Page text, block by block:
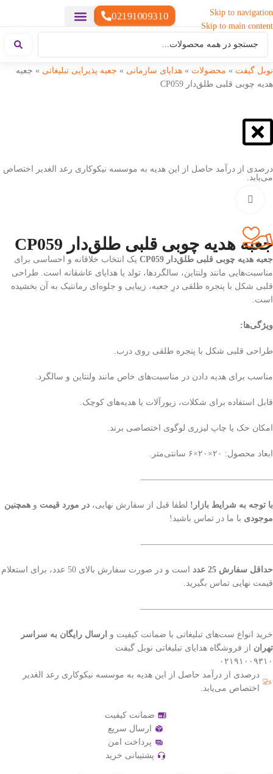
Skip to navigation
Skip to main content
02191009310
نوبل گیفت » محصولات » هدایای سازمانی » جعبه پذیرایی تبلیغاتی » جعبه
هدیه چوبی قلبی طلق‌دار CP059
درصدی از درآمد حاصل از این هدیه به موسسه نیکوکاری رعد الغدیر اختصاص
می‌یابد.
جعبه هدیه چوبی قلبی طلق‌دار CP059
جعبه هدیه چوبی قلبی طلق‌دار CP059
یک انتخاب خلاقانه و احساسی برای
مناسبت‌هایی مانند ولنتاین، سالگردها، تولد یا هدایای عاشقانه است. طراحی
قلبی شکل با پنجره طلقی درِ جعبه، زیبایی و جلوه‌ای رمانتیک به آن بخشیده
است.
ویژگی‌ها:
طراحی قلبی شکل با پنجره طلقی روی درب.
مناسب برای هدیه دادن در مناسبت‌های خاص مانند ولنتاین و سالگرد.
قابل استفاده برای شکلات، زیورآلات یا هدیه‌های کوچک.
امکان حک یا چاپ لیزری لوگوی اختصاصی برند.
ابعاد محصول: ۲۰×۲۰×۶ سانتی‌متر.
———————————————–
با توجه به شرایط بازار! لطفا قبل از سفارش نهایی، در مورد قیمت و همچنین
موجودی با ما در تماس باشید!
———————————————–
حداقل سفارش 25 عدد
است و در صورت سفارش بالای 50 عدد، برای استعلام
قیمت نهایی تماس بگیرید.
———————————————–
خرید انواع ست‌های تبلیغاتی با ضمانت کیفیت و ارسال رایگان به سراسر
تهران از فروشگاه هدایای تبلیغاتی نوبل گیفت
۰۲۱۹۱۰۰۹۳۱۰
درصدی از درآمد حاصل از این هدیه به موسسه نیکوکاری رعد الغدیر
اختصاص می‌یابد.
ضمانت کیفیت
ارسال سریع
پرداخت امن
پشتیبانی خرید